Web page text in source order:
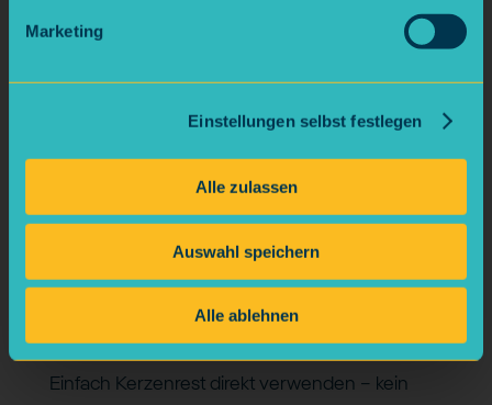
Marketing
Einstellungen selbst festlegen
Alle zulassen
Auswahl speichern
Alle ablehnen
Pausenbrote.
4. Wachs als Näh- & Bastelhelfer
Wachs ist ein echter Alltagshelfer:
Nähen
Schrauben oder Nägel leicht einreiben →
einfacher ins Holz
Reißverschlüsse geschmeidig machen
Einfach Kerzenrest direkt verwenden – kein